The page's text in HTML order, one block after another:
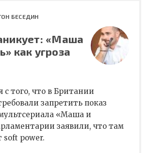
БЕСЕДИН
«Маша
как угроза
с того, что в Британии
запретить показ
«Маша и
заявили, что там
soft power.